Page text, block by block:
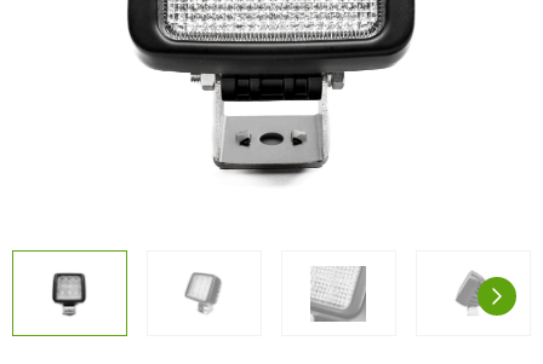
LED Beleuchtungssets
Kostenlose Lichtplanung
FAQs – Häufig gestellte Fragen
Agrarled Blog
Kontakt
Vorteilsverpackungen
LED Beleuchtungssets
Kostenlose Lichtplanung